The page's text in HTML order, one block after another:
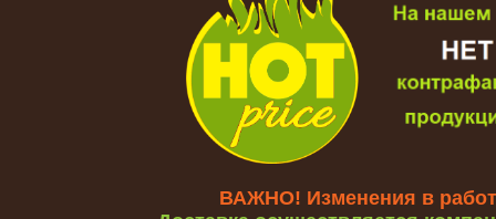
ВАЖНО! Изменения в